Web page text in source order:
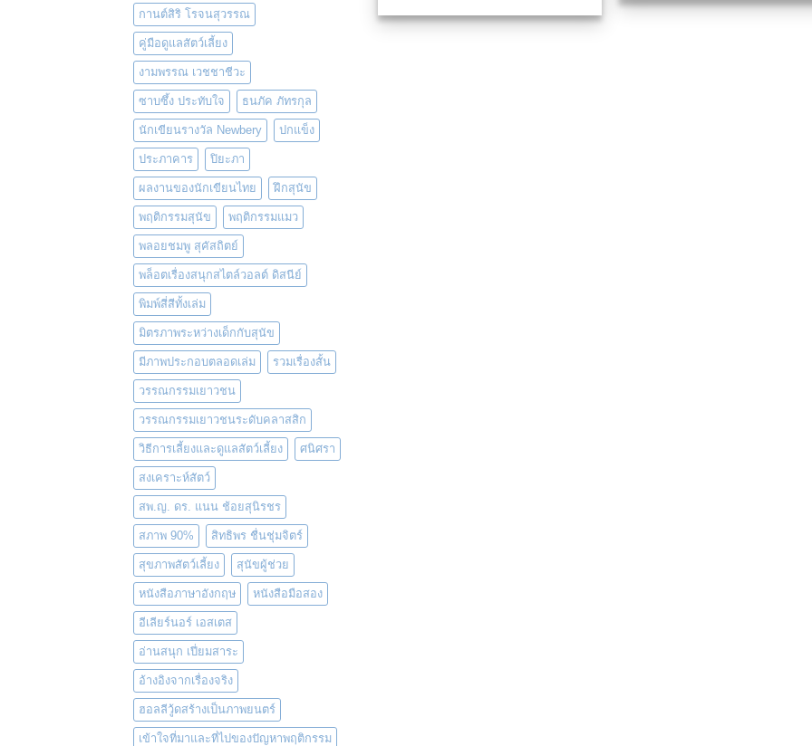
กานต์สิริ โรจนสุวรรณ
คู่มือดูแลสัตว์เลี้ยง
งามพรรณ เวชชาชีวะ
ซาบซึ้ง ประทับใจ ธนภัค ภัทรกุล
นักเขียนรางวัล Newbery ปกแข็ง
ประภาคาร ปิยะภา
ผลงานของนักเขียนไทย ฝึกสุนัข
พฤติกรรมสุนัข พฤติกรรมแมว
พลอยชมพู สุคัสถิตย์
พล็อตเรื่องสนุกสไตล์วอลต์ ดิสนีย์
พิมพ์สี่สีทั้งเล่ม
มิตรภาพระหว่างเด็กกับสุนัข
มีภาพประกอบตลอดเล่ม รวมเรื่องสั้น
วรรณกรรมเยาวชน
วรรณกรรมเยาวชนระดับคลาสสิก
วิธีการเลี้ยงและดูแลสัตว์เลี้ยง ศนิศรา
สงเคราะห์สัตว์
สพ.ญ. ดร. แนน ช้อยสุนิรชร
สภาพ 90% สิทธิพร ชื่นชุ่มจิตร์
สุขภาพสัตว์เลี้ยง สุนัขผู้ช่วย
หนังสือภาษาอังกฤษ หนังสือมือสอง
อีเลียร์นอร์ เอสเตส
อ่านสนุก เปี่ยมสาระ
อ้างอิงจากเรื่องจริง
ฮอลลีวู้ดสร้างเป็นภาพยนตร์
เข้าใจที่มาและที่ไปของปัญหาพฤติกรรม